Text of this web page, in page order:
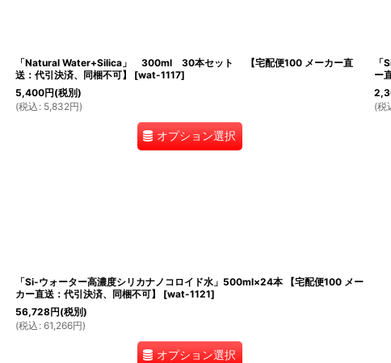
「Natural Water+Silica」 300ml 30本セット 【宅配便100 メーカー直
送：代引決済、同梱不可】
[wat-1117]
5,400円(税別)
(税込 : 5,832円)
オプション選択
ー
(税
「Si-ウォーター高濃度シリカナノコロイド水」500ml×24本 【宅配便100 メー
カー直送：代引決済、同梱不可】
[wat-1121]
56,728円(税別)
(税込 : 61,266円)
オプション選択